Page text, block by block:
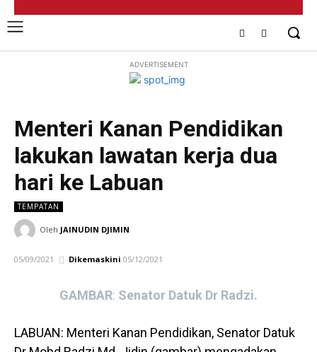
ADVERTISEMENT
Menteri Kanan Pendidikan
lakukan lawatan kerja dua
hari ke Labuan
TEMPATAN
Oleh JAINUDIN DJIMIN
05/09/2021 Dikemaskini 05/12/2021
GAMBAR: Senator Datuk Dr Radzi.
LABUAN: Menteri Kanan Pendidikan, Senator Datuk